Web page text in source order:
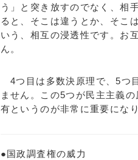
う」と突き放すのでなく、相
ると、そこは違うとか、そこ
いう、相互の浸透性です。お
ん。
4つ目は多数決原理で、5つ
ません。この5つが民主主義
有というのが非常に重要にな
●国政調査権の威力